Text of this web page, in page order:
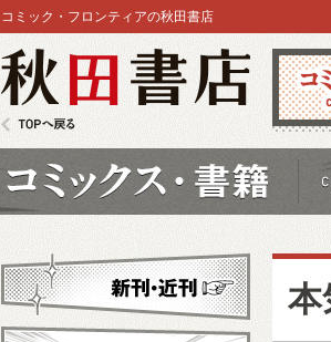
コミッ
コミック・フロンティアの秋田書店
本
新刊・近刊